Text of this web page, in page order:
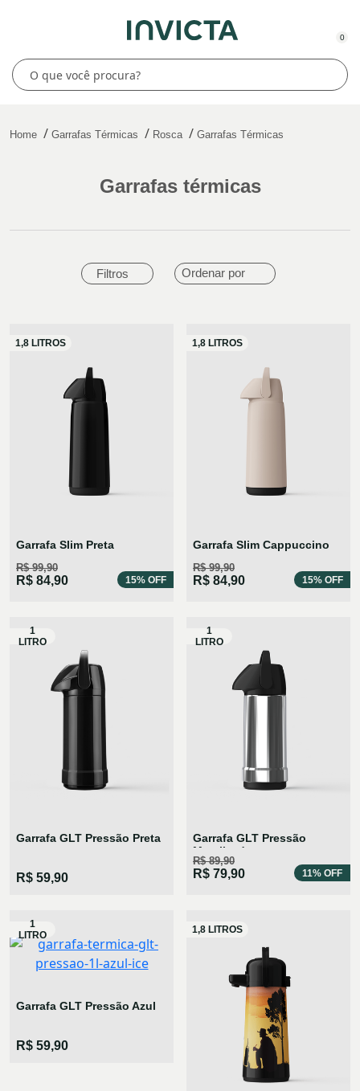
0
Home Garrafas Térmicas Rosca Garrafas Térmicas
garrafas térmicas
Filtros Ordenar por
Garrafa Slim Preta
R$ 99,90
R$ 84,90 15% OFF
Garrafa Slim Cappuccino
R$ 99,90
R$ 84,90 15% OFF
Garrafa GLT Pressão Preta
R$ 59,90
Garrafa GLT Pressão
Metalizada
R$ 89,90
R$ 79,90 11% OFF
Garrafa GLT Pressão Azul
R$ 59,90